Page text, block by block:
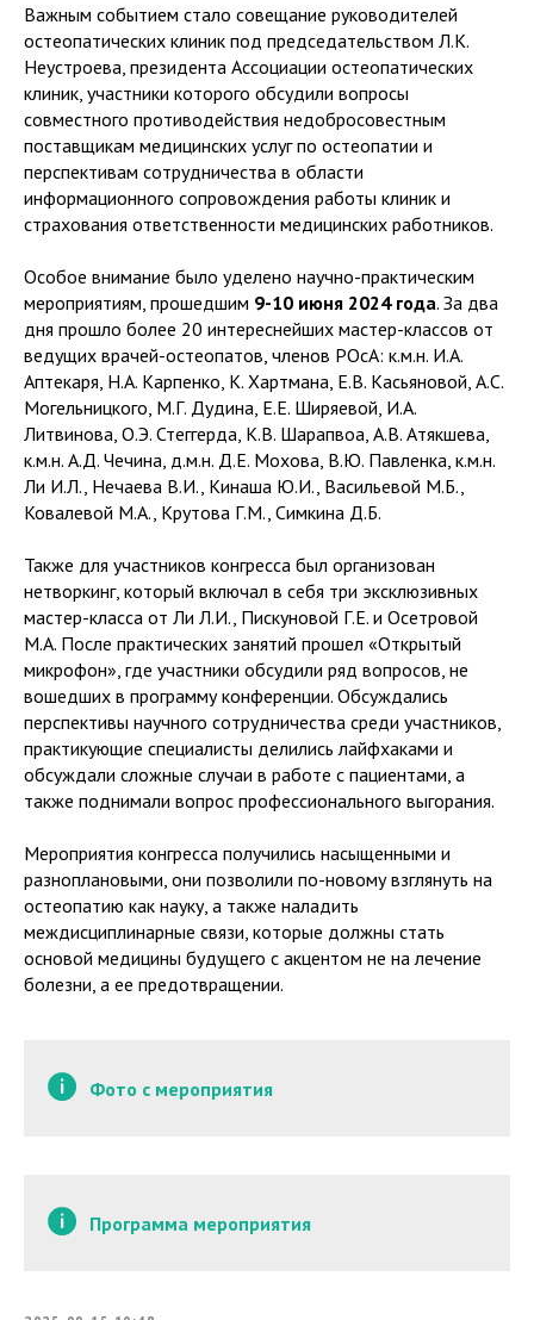
Важным событием стало совещание руководителей
остеопатических клиник под председательством Л.К.
Неустроева, президента Ассоциации остеопатических
клиник, участники которого обсудили вопросы
совместного противодействия недобросовестным
поставщикам медицинских услуг по остеопатии и
перспективам сотрудничества в области
информационного сопровождения работы клиник и
страхования ответственности медицинских работников.
Особое внимание было уделено научно-практическим
мероприятиям, прошедшим 9-10 июня 2024 года. За два
дня прошло более 20 интереснейших мастер-классов от
ведущих врачей-остеопатов, членов РОсА: к.м.н. И.А.
Аптекаря, Н.А. Карпенко, К. Хартмана, Е.В. Касьяновой, А.С.
Могельницкого, М.Г. Дудина, Е.Е. Ширяевой, И.А.
Литвинова, О.Э. Стеггерда, К.В. Шарапвоа, А.В. Атякшева,
к.м.н. А.Д. Чечина, д.м.н. Д.Е. Мохова, В.Ю. Павленка, к.м.н.
Ли И.Л., Нечаева В.И., Кинаша Ю.И., Васильевой М.Б.,
Ковалевой М.А., Крутова Г.М., Симкина Д.Б.
Также для участников конгресса был организован
нетворкинг, который включал в себя три эксклюзивных
мастер-класса от Ли Л.И., Пискуновой Г.Е. и Осетровой
М.А. После практических занятий прошел «Открытый
микрофон», где участники обсудили ряд вопросов, не
вошедших в программу конференции. Обсуждались
перспективы научного сотрудничества среди участников,
практикующие специалисты делились лайфхаками и
обсуждали сложные случаи в работе с пациентами, а
также поднимали вопрос профессионального выгорания.
Мероприятия конгресса получились насыщенными и
разноплановыми, они позволили по-новому взглянуть на
остеопатию как науку, а также наладить
междисциплинарные связи, которые должны стать
основой медицины будущего с акцентом не на лечение
болезни, а ее предотвращении.
Фото с мероприятия
Программа мероприятия